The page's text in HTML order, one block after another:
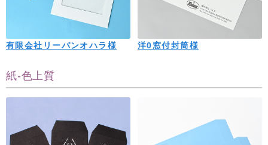
有限会社リーバンオハラ様 洋0窓付封筒様
紙-色上質